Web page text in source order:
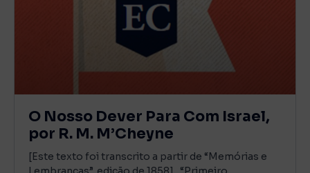
O Nosso Dever Para Com Israel,
por R. M. M’Cheyne
[Este texto foi transcrito a partir de “Memórias e